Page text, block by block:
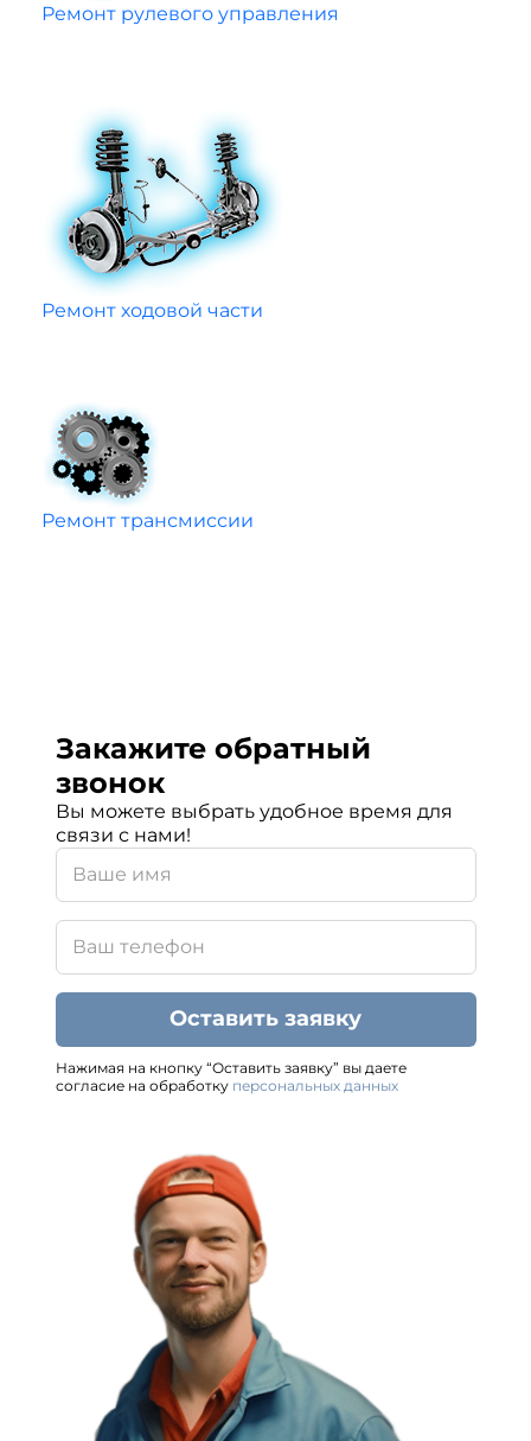
Ремонт рулевого управления
Ремонт ходовой части
Ремонт трансмиссии
Закажите обратный
звонок
Вы можете выбрать удобное время для
связи с нами!
Оставить заявку
Нажимая на кнопку “Оставить заявку” вы даете
согласие на обработку персональных данных